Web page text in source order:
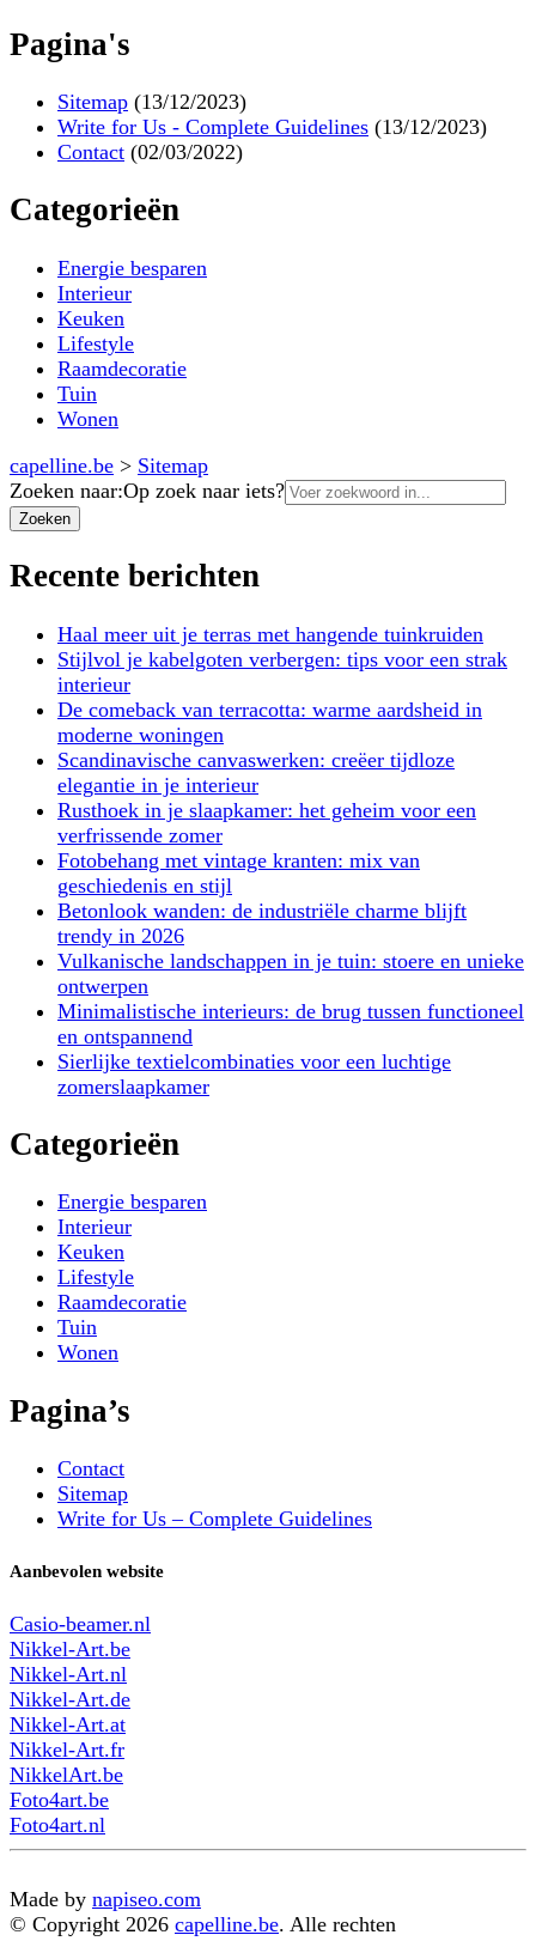
Pagina's
Sitemap (13/12/2023)
Write for Us - Complete Guidelines (13/12/2023)
Contact (02/03/2022)
Categorieën
Energie besparen
Interieur
Keuken
Lifestyle
Raamdecoratie
Tuin
Wonen
capelline.be > Sitemap
Zoeken naar:Op zoek naar iets?
Recente berichten
Haal meer uit je terras met hangende tuinkruiden
Stijlvol je kabelgoten verbergen: tips voor een strak
interieur
De comeback van terracotta: warme aardsheid in
moderne woningen
Scandinavische canvaswerken: creëer tijdloze
elegantie in je interieur
Rusthoek in je slaapkamer: het geheim voor een
verfrissende zomer
Fotobehang met vintage kranten: mix van
geschiedenis en stijl
Betonlook wanden: de industriële charme blijft
trendy in 2026
Vulkanische landschappen in je tuin: stoere en unieke
ontwerpen
Minimalistische interieurs: de brug tussen functioneel
en ontspannend
Sierlijke textielcombinaties voor een luchtige
zomerslaapkamer
Categorieën
Energie besparen
Interieur
Keuken
Lifestyle
Raamdecoratie
Tuin
Wonen
Pagina’s
Contact
Sitemap
Write for Us – Complete Guidelines
Aanbevolen website
Casio-beamer.nl
Nikkel-Art.be
Nikkel-Art.nl
Nikkel-Art.de
Nikkel-Art.at
Nikkel-Art.fr
NikkelArt.be
Foto4art.be
Foto4art.nl
Made by napiseo.com
© Copyright 2026 capelline.be. Alle rechten